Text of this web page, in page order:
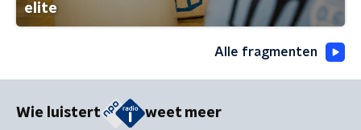
elite
Alle fragmenten
Wie luistert weet meer